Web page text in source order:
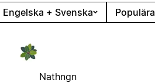
Engelska + Svenska Populära
Nathngn